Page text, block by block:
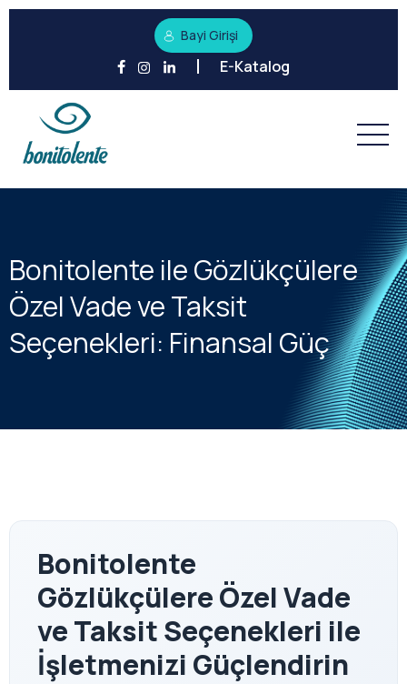
Bayi Girişi
E-Katalog
Bonitolente ile Gözlükçülere
Özel Vade ve Taksit
Seçenekleri: Finansal Güç
Bonitolente
Gözlükçülere Özel Vade
ve Taksit Seçenekleri ile
İşletmenizi Güçlendirin